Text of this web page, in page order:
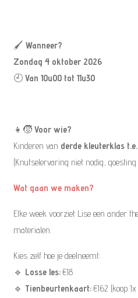
🖌️ Wanneer?
Zondag 4 oktober 2026
🕘 Van 10u00 tot 11u30
👧🧒 Voor wie?
Kinderen van derde kleuterklas
(Knutselervaring niet nodig, goesting
Wat gaan we maken?
Elke week voorziet Lise een ander
materialen.
Kies zelf hoe je deelneemt:
🔹 Losse les:€18
🔹 Tienbeurtenkaart:€162 (koop